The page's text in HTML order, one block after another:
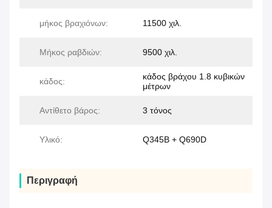
μήκος βραχιόνων: 11500 χιλ.
Μήκος ραβδιών: 9500 χιλ.
κάδος:
κάδος βράχου 1.8 κυβικών
μέτρων
Αντίθετο βάρος: 3 τόνος
Υλικό: Q345B + Q690D
Περιγραφή